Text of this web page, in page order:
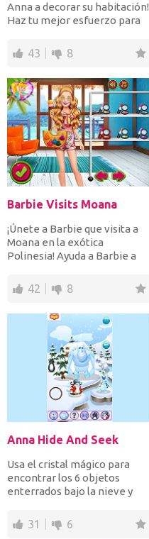
Anna a decorar su habitación!
Haz tu mejor esfuerzo para
43 8
Barbie Visits Moana
¡Únete a Barbie que visita a
Moana en la exótica
Polinesia! Ayuda a Barbie a
42 8
Anna Hide And Seek
Usa el cristal mágico para
encontrar los 6 objetos
enterrados bajo la nieve y
31 6